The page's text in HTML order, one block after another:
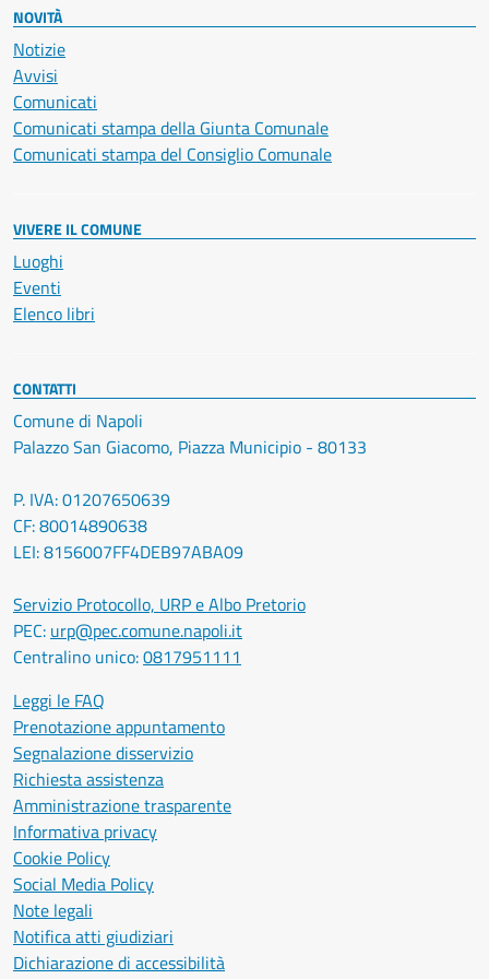
NOVITÀ
Notizie
Avvisi
Comunicati
Comunicati stampa della Giunta Comunale
Comunicati stampa del Consiglio Comunale
VIVERE IL COMUNE
Luoghi
Eventi
Elenco libri
CONTATTI
Comune di Napoli
Palazzo San Giacomo, Piazza Municipio - 80133
P. IVA: 01207650639
CF: 80014890638
LEI: 8156007FF4DEB97ABA09
Servizio Protocollo, URP e Albo Pretorio
PEC: urp@pec.comune.napoli.it
Centralino unico:0817951111
Leggi le FAQ
Prenotazione appuntamento
Segnalazione disservizio
Richiesta assistenza
Amministrazione trasparente
Informativa privacy
Cookie Policy
Social Media Policy
Note legali
Notifica atti giudiziari
Dichiarazione di accessibilità